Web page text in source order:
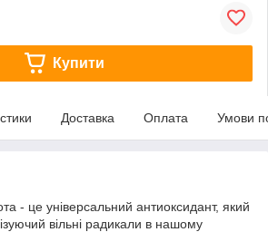
Купити
Доставка Оплата Умови
- це універсальний антиоксидант, який
вільні радикали в нашому